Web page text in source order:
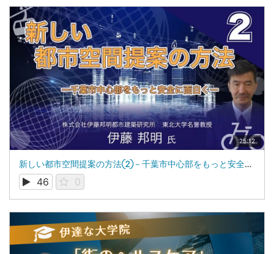
25:12
新しい都市空間提案の方法②－千葉市中心部をもっと安全に面白く－：東北大学 名誉教授、株式会社伊藤邦明都市建築研究所 代表取締役：伊藤 邦明
46 0